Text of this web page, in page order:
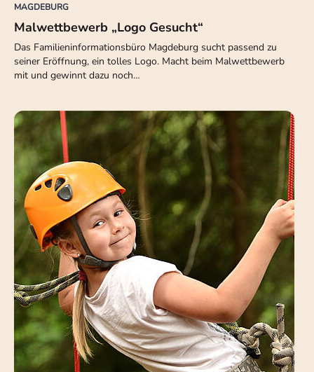
MAGDEBURG
Malwettbewerb „Logo Gesucht“
Das Familieninformationsbüro Magdeburg sucht passend zu
seiner Eröffnung, ein tolles Logo. Macht beim Malwettbewerb
mit und gewinnt dazu noch…